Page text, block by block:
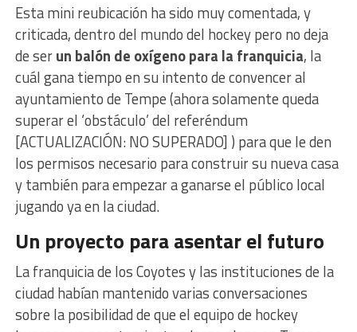
Esta mini reubicación ha sido muy comentada, y
criticada, dentro del mundo del hockey pero no deja
de serun balón de oxígeno para la franquicia, la
cuál gana tiempo en su intento de convencer al
ayuntamiento de Tempe (ahora solamente queda
superar el ‘obstáculo’ del referéndum
[ACTUALIZACIÓN: NO SUPERADO] ) para que le den
los permisos necesario para construir su nueva casa
y también para empezar a ganarse el público local
jugando ya en la ciudad.
Un proyecto para asentar el futuro
La franquicia de los Coyotes y las instituciones de la
ciudad habían mantenido varias conversaciones
sobre la posibilidad de que el equipo de hockey